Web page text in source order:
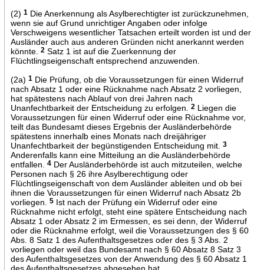
(2) 1Die Anerkennung als Asylberechtigter ist zurückzunehmen,
wenn sie auf Grund unrichtiger Angaben oder infolge
Verschweigens wesentlicher Tatsachen erteilt worden ist und der
Ausländer auch aus anderen Gründen nicht anerkannt werden
könnte.
2Satz 1 ist auf die Zuerkennung der
Flüchtlingseigenschaft entsprechend anzuwenden.
(2a) 1Die Prüfung, ob die Voraussetzungen für einen Widerruf
nach Absatz 1 oder eine Rücknahme nach Absatz 2 vorliegen,
hat spätestens nach Ablauf von drei Jahren nach
Unanfechtbarkeit der Entscheidung zu erfolgen.
2Liegen die
Voraussetzungen für einen Widerruf oder eine Rücknahme vor,
teilt das Bundesamt dieses Ergebnis der Ausländerbehörde
spätestens innerhalb eines Monats nach dreijähriger
Unanfechtbarkeit der begünstigenden Entscheidung mit.
3
Anderenfalls kann eine Mitteilung an die Ausländerbehörde
entfallen.
4Der Ausländerbehörde ist auch mitzuteilen, welche
Personen nach § 26 ihre Asylberechtigung oder
Flüchtlingseigenschaft von dem Ausländer ableiten und ob bei
ihnen die Voraussetzungen für einen Widerruf nach Absatz 2b
vorliegen.
5Ist nach der Prüfung ein Widerruf oder eine
Rücknahme nicht erfolgt, steht eine spätere Entscheidung nach
Absatz 1 oder Absatz 2 im Ermessen, es sei denn, der Widerruf
oder die Rücknahme erfolgt, weil die Voraussetzungen des § 60
Abs. 8 Satz 1 des Aufenthaltsgesetzes oder des § 3 Abs. 2
vorliegen oder weil das Bundesamt nach § 60 Absatz 8 Satz 3
des Aufenthaltsgesetzes von der Anwendung des § 60 Absatz 1
des Aufenthaltsgesetzes abgesehen hat.